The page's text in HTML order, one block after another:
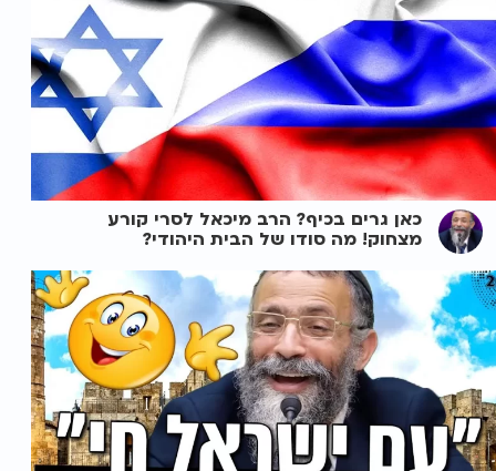
כאן גרים בכיף? הרב מיכאל לסרי קורע
מצחוק! מה סודו של הבית היהודי?